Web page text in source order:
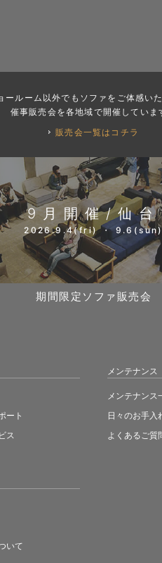
ールーム以外でもソファをご体感いた
催事販売会を各地域で開催していま
販売会一覧はコチラ
9月開催/仙台
2026.9.4(fri) ・
期間限定ソファ販売会
ート
ス
いて
メンテナンス
メンテナンス
日々のお手入
よくあるご質